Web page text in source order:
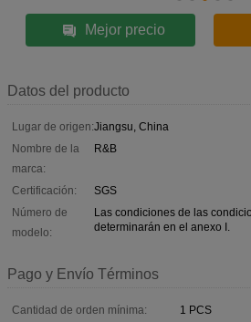
Mejor precio
Datos del producto
Lugar de origen:Jiangsu, China
Nombre de la
marca:
R&B
Certificación:
SGS
Número de
modelo:
Las condiciones de las
determinarán en el anexo I.
Pago y Envío Términos
Cantidad de orden mínima:
1 PCS